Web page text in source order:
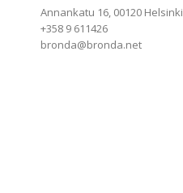
Annankatu 16, 00120 Helsinki
+358 9 611426
bronda@bronda.net